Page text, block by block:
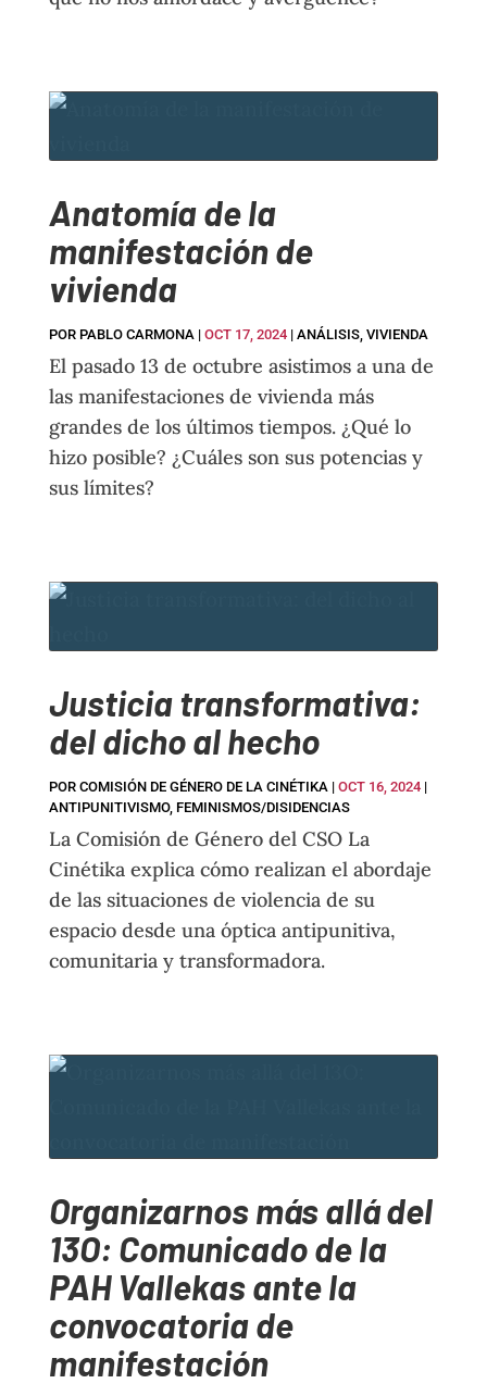
Anatomía de la
manifestación de
vivienda
POR PABLO CARMONA | OCT 17, 2024| ANÁLISIS, VIVIENDA
El pasado 13 de octubre asistimos a una de
las manifestaciones de vivienda más
grandes de los últimos tiempos. ¿Qué lo
hizo posible? ¿Cuáles son sus potencias y
sus límites?
Justicia transformativa:
del dicho al hecho
POR COMISIÓN DE GÉNERO DE LA CINÉTIKA | OCT 16, 2024|
ANTIPUNITIVISMO, FEMINISMOS/DISIDENCIAS
La Comisión de Género del CSO La
Cinétika explica cómo realizan el abordaje
de las situaciones de violencia de su
espacio desde una óptica antipunitiva,
comunitaria y transformadora.
Organizarnos más allá del
13O: Comunicado de la
PAH Vallekas ante la
convocatoria de
manifestación